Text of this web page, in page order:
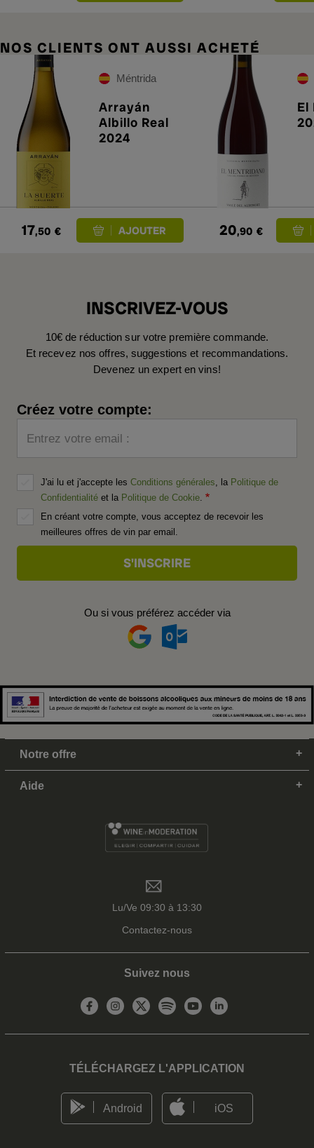
NOS CLIENTS ONT AUSSI ACHETÉ
Méntrida
Arrayán
Albillo Real
2024
17,50 €
El
20,90 €
INSCRIVEZ-VOUS
10€ de réduction sur votre première commande.
Et recevez nos offres, suggestions et recommandations.
Devenez un expert en vins!
Créez votre compte:
Entrez votre email :
J'ai lu et j'accepte les Conditions générales , la Politique de
Confidentialité et la Politique de Cookie
En créant votre compte, vous acceptez de recevoir les
meilleures offres de vin par email.
Ou si vous préférez accéder via
Notre offre
Aide
Lu/Ve 09:30 à 13:30
Contactez-nous
Suivez nous
TÉLÉCHARGEZ L'APPLICATION
Android iOS